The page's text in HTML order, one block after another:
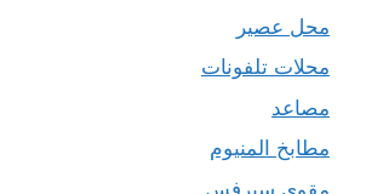
محل عصير
محلات تلفونات
مصاعد
مطابخ المنيوم
مقوي سيرفس